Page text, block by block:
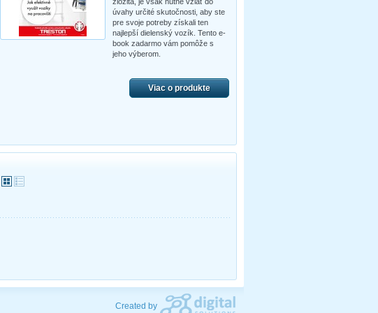
úvahy určité skutočnosti, aby ste
pre svoje potreby získali ten
najlepší dielenský vozík. Tento e-
book zadarmo vám pomôže s
jeho výberom.
Viac o produkte
Created by